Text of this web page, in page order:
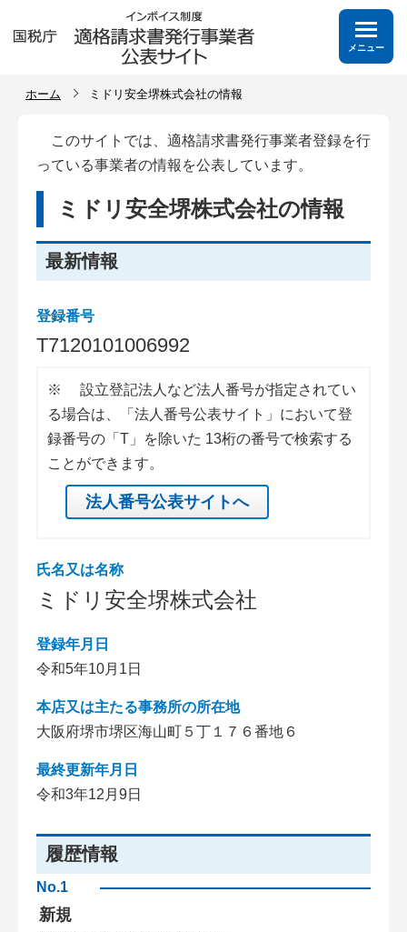
メニュー
ホーム ミドリ安全堺株式会社の情報
このサイトでは、適格請求書発行事業者登録を行
っている事業者の情報を公表しています。
ミドリ安全堺株式会社の情報
最新情報
登録番号
T7120101006992
※
設立登記法人など法人番号が指定されてい
る場合は、「法人番号公表サイト」において登
録番号の「T」を除いた 13桁の番号で検索する
ことができます。
法人番号公表サイトへ
氏名又は名称
ミドリ安全堺株式会社
登録年月日
令和5年10月1日
本店又は主たる事務所の所在地
大阪府堺市堺区海山町５丁１７６番地６
最終更新年月日
令和3年12月9日
履歴情報
No.1
新規